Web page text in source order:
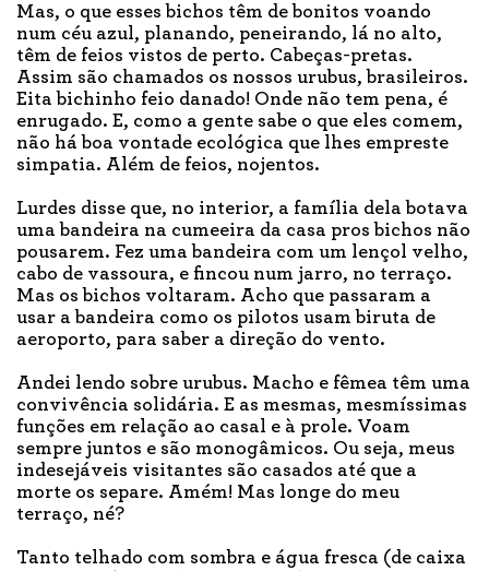
Mas, o que esses bichos têm de bonitos voando
num céu azul, planando, peneirando, lá no alto,
têm de feios vistos de perto. Cabeças-pretas.
Assim são chamados os nossos urubus, brasileiros.
Eita bichinho feio danado! Onde não tem pena, é
enrugado. E, como a gente sabe o que eles comem,
não há boa vontade ecológica que lhes empreste
simpatia. Além de feios, nojentos.
Lurdes disse que, no interior, a família dela botava
uma bandeira na cumeeira da casa pros bichos não
pousarem. Fez uma bandeira com um lençol velho,
cabo de vassoura, e fincou num jarro, no terraço.
Mas os bichos voltaram. Acho que passaram a
usar a bandeira como os pilotos usam biruta de
aeroporto, para saber a direção do vento.
Andei lendo sobre urubus. Macho e fêmea têm uma
convivência solidária. E as mesmas, mesmíssimas
funções em relação ao casal e à prole. Voam
sempre juntos e são monogâmicos. Ou seja, meus
indesejáveis visitantes são casados até que a
morte os separe. Amém! Mas longe do meu
terraço, né?
Tanto telhado com sombra e água fresca (de caixa